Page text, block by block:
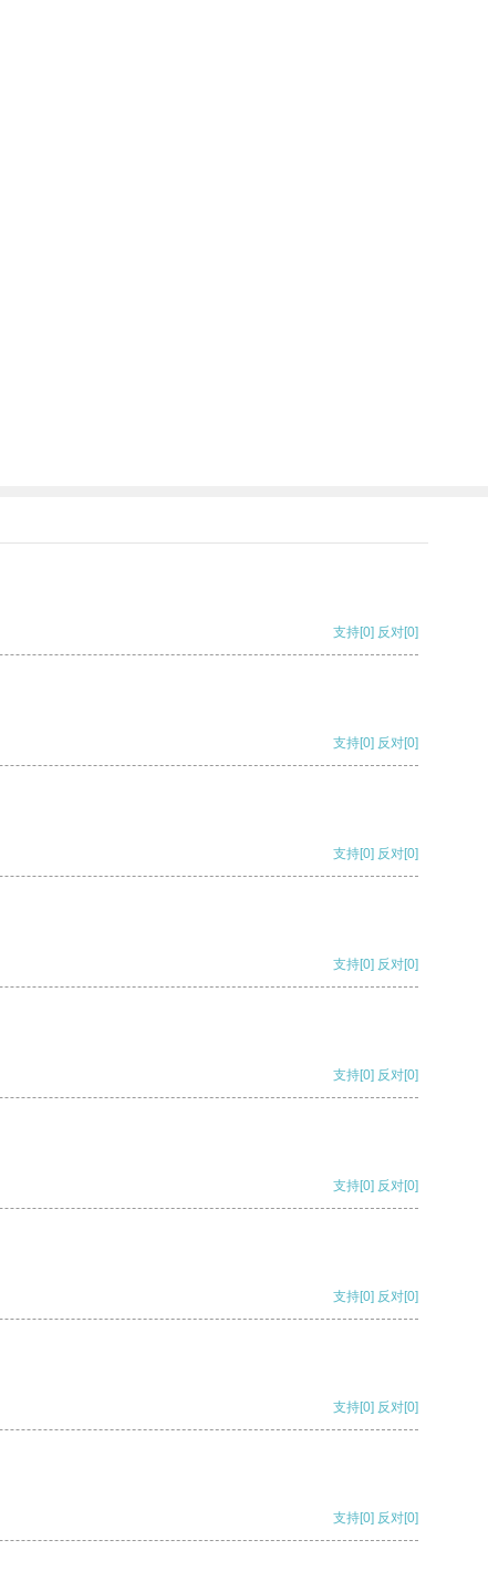
支持[0] 反对[0]
支持[0] 反对[0]
支持[0] 反对[0]
支持[0] 反对[0]
支持[0] 反对[0]
支持[0] 反对[0]
支持[0] 反对[0]
支持[0] 反对[0]
支持[0] 反对[0]